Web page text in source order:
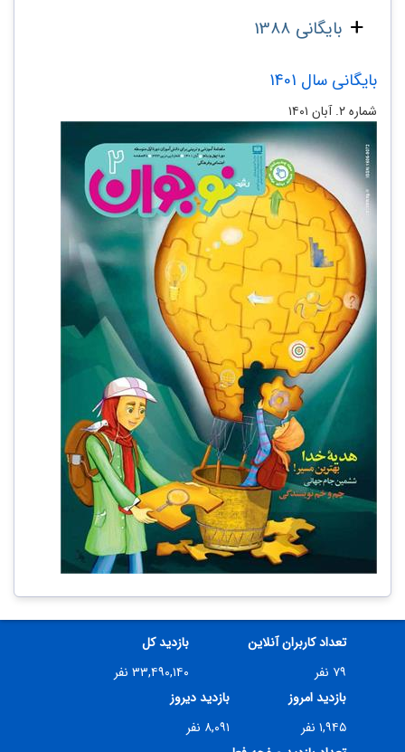
بایگانی 1388
بایگانی سال 1401
شماره ۲. آبان ۱۴۰۱
تعداد کاربران آنلاین
۷۹ نفر
بازدید کل
۳۳,۴۹۰,۱۴۰ نفر
بازدید امروز
۱,۹۴۵ نفر
بازدید دیروز
۸,۰۹۱ نفر